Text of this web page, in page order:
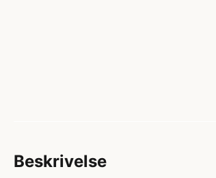
Beskrivelse